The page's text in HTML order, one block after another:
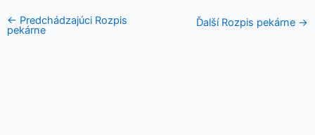
← Predchádzajúci Rozpis
pekárne
Ďalší Rozpis pekárne →